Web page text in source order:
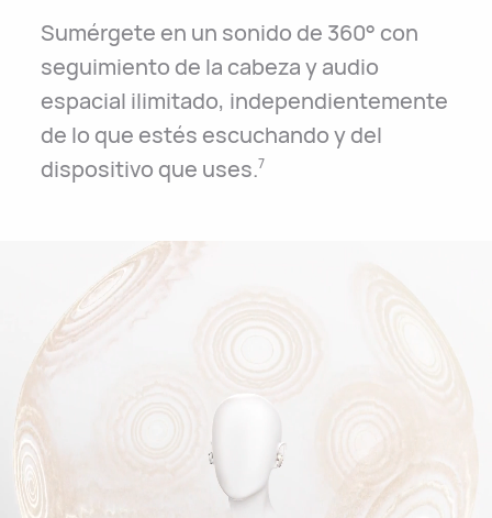
Sumérgete en un sonido de 360° con
seguimiento de la cabeza y audio
espacial ilimitado, independientemente
de lo que estés escuchando y del
dispositivo que uses.7